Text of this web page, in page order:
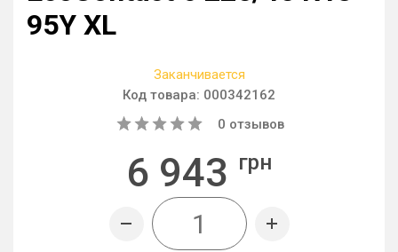
95Y XL
Заканчивается
Код товара: 000342162
0 отзывов
6 943 грн